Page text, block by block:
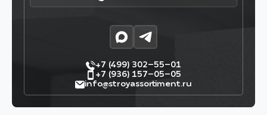
+7 (499) 302–55–01
+7 (936) 157–05–05
info@stroyassortiment.ru